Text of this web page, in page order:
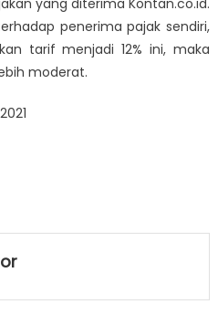
penerima pajak sendiri,
tarif menjadi 12% ini, maka
moderat.